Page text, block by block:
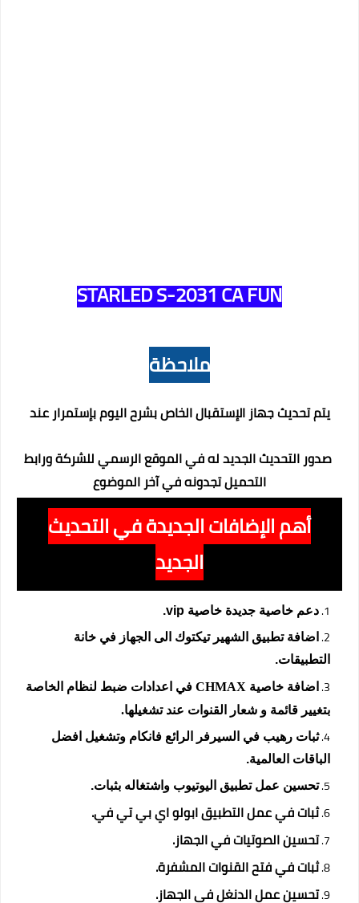
STARLED S-2031 CA FUN
ملاحظة
يتم تحديث جهاز الإستقبال الخاص بشرح اليوم بإستمرار عند
صدور التحديث الجديد له في الموقع الرسمي للشركة ورابط
التحميل تجدونه في آخر الموضوع
أهم الإضافات الجديدة في التحديث
الجديد
دعم خاصية جديدة خاصية vip.
التطبيقات.
اضافة خاصية CHMAX في اعدادات ضبط لنظام
بتغيير قائمة و شعار القنوات عند تشغيلها.
الباقات العالمية.
تحسين عمل تطبيق اليوتيوب واشتغاله بثبات.
ثبات في عمل التطبيق ابولو اي بي تي في.
تحسين الصوتيات في الجهاز.
ثبات في فتح القنوات المشفرة.
تحسين عمل الدنغل في الجهاز.